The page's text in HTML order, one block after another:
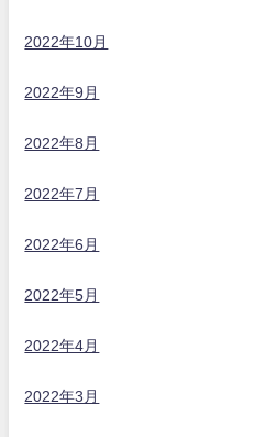
2022年10月
2022年9月
2022年8月
2022年7月
2022年6月
2022年5月
2022年4月
2022年3月